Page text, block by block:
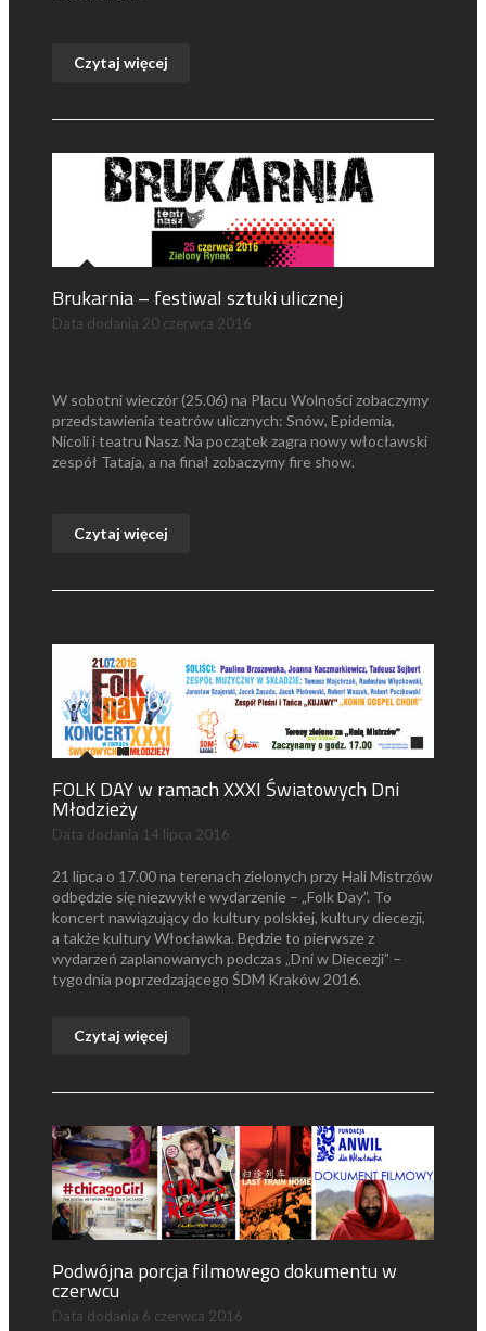
Czytaj więcej
Brukarnia – festiwal sztuki ulicznej
Data dodania 20 czerwca 2016
W sobotni wieczór (25.06) na Placu Wolności zobaczymy
przedstawienia teatrów ulicznych: Snów, Epidemia,
Nicoli i teatru Nasz. Na początek zagra nowy włocławski
zespół Tataja, a na finał zobaczymy fire show.
Czytaj więcej
FOLK DAY w ramach XXXI Światowych Dni
Młodzieży
Data dodania 14 lipca 2016
21 lipca o 17.00 na terenach zielonych przy Hali Mistrzów
odbędzie się niezwykłe wydarzenie – „Folk Day”. To
koncert nawiązujący do kultury polskiej, kultury diecezji,
a także kultury Włocławka. Będzie to pierwsze z
wydarzeń zaplanowanych podczas „Dni w Diecezji” –
tygodnia poprzedzającego ŚDM Kraków 2016.
Czytaj więcej
Podwójna porcja filmowego dokumentu w
czerwcu
Data dodania 6 czerwca 2016